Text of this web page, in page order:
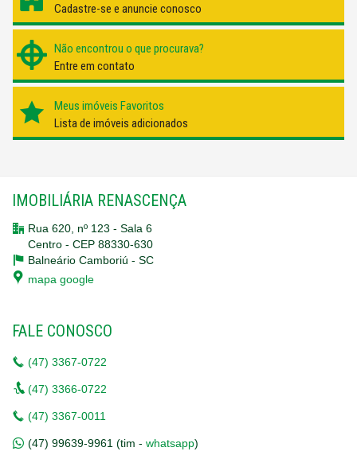
Cadastre-se e anuncie conosco
Não encontrou o que procurava?
Entre em contato
Meus imóveis Favoritos
Lista de imóveis adicionados
IMOBILIÁRIA RENASCENÇA
Rua 620, nº 123 - Sala 6
Centro - CEP 88330-630
Balneário Camboriú - SC
mapa google
FALE CONOSCO
(47) 3367-0722
(47) 3366-0722
(47) 3367-0011
(47) 99639-9961 (tim - whatsapp)